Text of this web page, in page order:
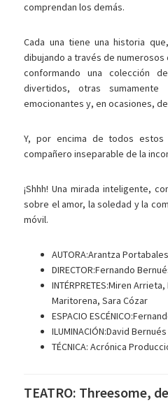
comprendan los demás.
Cada una tiene una historia
dibujando a través de numerosos
conformando una colección
divertidos, otras sumamente
emocionantes y, en ocasiones,
Y, por encima de todos
compañero inseparable de la
¡Shhh! Una mirada inteligente,
sobre el amor, la soledad y la
móvil.
AUTORA:Arantza Portabales
DIRECTOR:Fernando
INTÉRPRETES:Miren Arrieta,
Maritorena, Sara Cózar
ESPACIO ESCÉNICO:
ILUMINACIÓN:David
TÉCNICA:Acrónica
TEATRO: Threesome,